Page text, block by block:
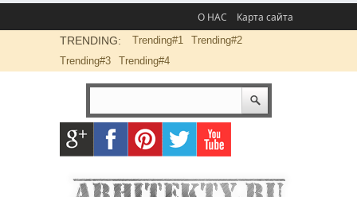
О НАС Карта сайта
TRENDING: Trending#1
Trending#2
Trending#3
Trending#4